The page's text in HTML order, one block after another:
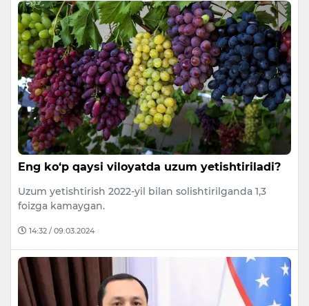
Eng ko‘p qaysi viloyatda uzum yetishtiriladi?
Uzum yetishtirish 2022-yil bilan solishtirilganda 1,3
foizga kamaygan.
14:32 / 09.03.2024